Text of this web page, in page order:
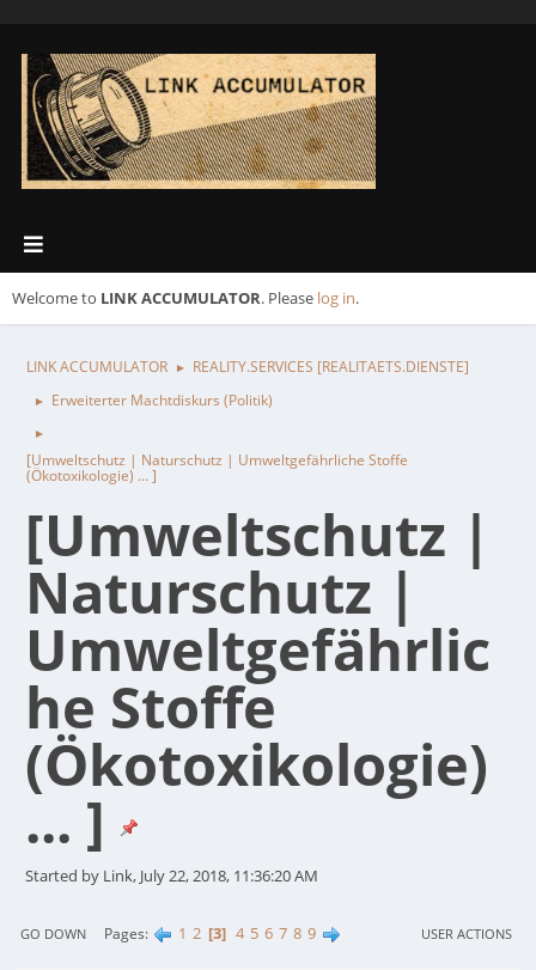
Welcome to LINK ACCUMULATOR. Please log in.
LINK ACCUMULATOR ► REALITY.SERVICES [REALITAETS.DIENSTE]
► Erweiterter Machtdiskurs (Politik)
►
[Umweltschutz | Naturschutz | Umweltgefährliche Stoffe
(Ökotoxikologie) ... ]
[Umweltschutz |
Naturschutz |
Umweltgefährlic
he Stoffe
(Ökotoxikologie)
... ]
Started by Link, July 22, 2018, 11:36:20 AM
GO DOWN Pages 1 2 3 4 5 6 7 8 9 USER ACTIONS